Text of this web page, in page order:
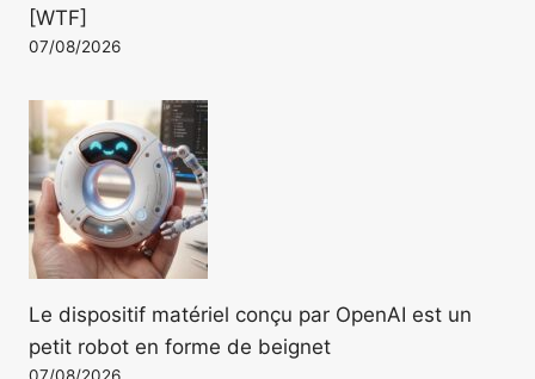
[WTF]
07/08/2026
Le dispositif matériel conçu par OpenAI est un
petit robot en forme de beignet